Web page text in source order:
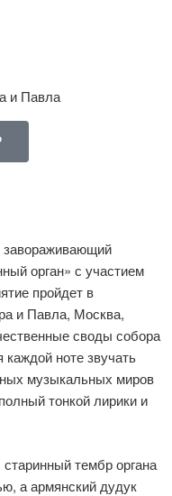
и Павла
завораживающий
орган» с участием
пройдет в
и Павла, Москва,
своды собора
ноте звучать
музыкальных миров
тонкой лирики и
тембр органа
а армянский дудук